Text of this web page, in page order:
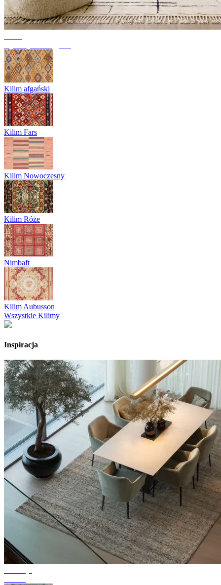
Kilim afgański
Kilim Fars
Kilim Nowoczesny
Kilim Róże
Nimbaft
Kilim Aubusson
Wszystkie Kilimy
Inspiracja